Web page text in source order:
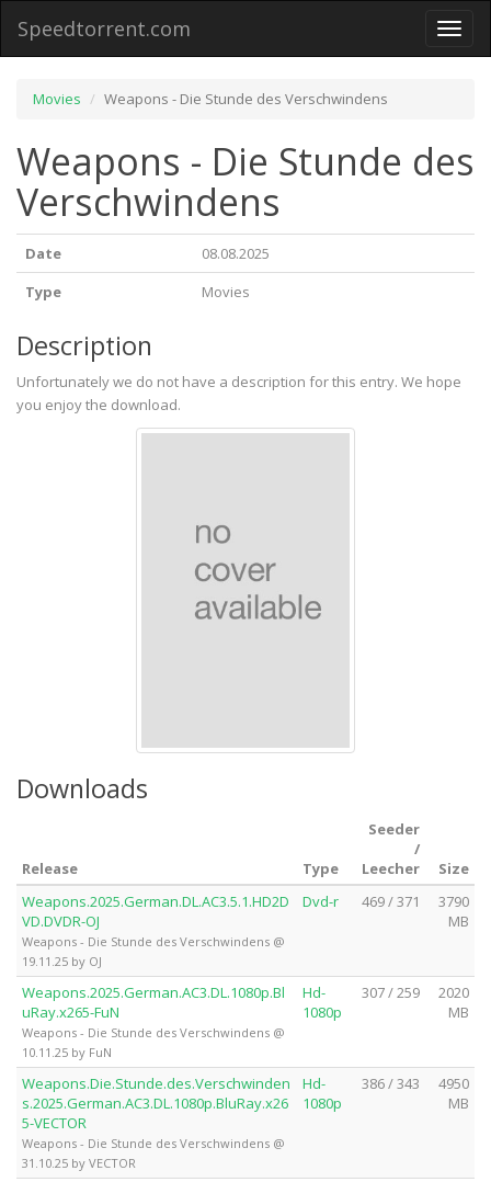
Toggle
Speedtorrent.com
Movies Weapons - Die Stunde des Verschwindens
Weapons - Die Stunde des
Verschwindens
Date
08.08.2025
Type
Movies
Description
Unfortunately we do not have a description for this entry. We hope
you enjoy the download.
Downloads
Release Type
Seeder
/
Leecher
Size
Weapons.2025.German.DL.AC3.5.1.HD2D
VD.DVDR-OJ
Weapons - Die Stunde des Verschwindens @
19.11.25 by OJ
Dvd-r 469 / 371
3790
MB
Weapons.2025.German.AC3.DL.1080p.Bl
uRay.x265-FuN
Weapons - Die Stunde des Verschwindens @
10.11.25 by FuN
Hd-
1080p
307 / 259
2020
MB
Weapons.Die.Stunde.des.Verschwinden
s.2025.German.AC3.DL.1080p.BluRay.x26
5-VECTOR
Weapons - Die Stunde des Verschwindens @
31.10.25 by VECTOR
Hd-
1080p
386 / 343
4950
MB